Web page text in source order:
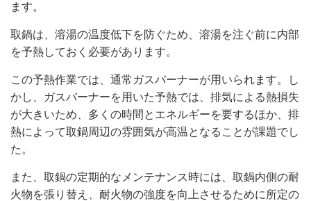
ます。
取鍋は、溶湯の温度低下を防ぐため、溶湯を注ぐ前に内部
を予熱しておく必要があります。
この予熱作業では、通常ガスバーナーが用いられます。し
かし、ガスバーナーを用いた予熱では、排気による熱損失
が大きいため、多くの時間とエネルギーを要するほか、排
熱によって取鍋周辺の雰囲気が高温となることが課題でし
た。
また、取鍋の定期的なメンテナンス時には、取鍋内側の耐
火物を張り替え、耐火物の強度を向上させるために所定の